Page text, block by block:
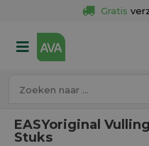
Gratis
EASYoriginal
Stuks